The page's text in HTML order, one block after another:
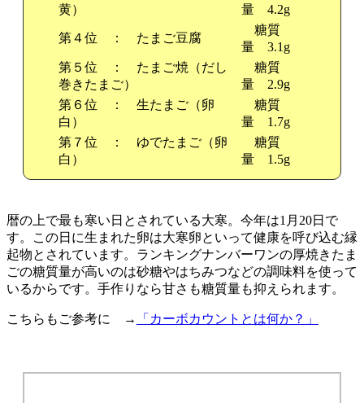
黄）
量 4.2g
第４位 ： たまご豆腐
糖質
量 3.1g
第５位 ： たまご焼（だし
巻きたまご）
糖質
量 2.9g
第６位 ： 生たまご（卵
白）
糖質
量 1.7g
第７位 ： ゆでたまご（卵
白）
糖質
量 1.5g
暦の上で最も寒い日とされている大寒。今年は1月20日で
す。この日に生まれた卵は大寒卵といって健康を呼び込む縁
起物とされています。ランキングナンバーワンの厚焼きたま
ごの糖質量が高いのは砂糖やはちみつなどの調味料を使って
いるからです。手作りなら甘さも糖質量も抑えられます。
こちらもご参考に → 「カーボカウントとは何か？」